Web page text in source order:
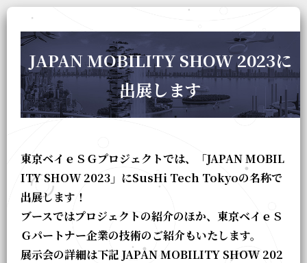
JAPAN MOBILITY SHOW 2023に
出展します
東京ベイｅＳＧプロジェクトでは、「JAPAN MOBIL
ITY SHOW 2023」にSusHi Tech Tokyoの名称で
出展します！
ブースではプロジェクトの紹介のほか、東京ベイｅＳ
Ｇパートナー企業の技術のご紹介もいたします。
展示会の詳細は下記 JAPAN MOBILITY SHOW 202